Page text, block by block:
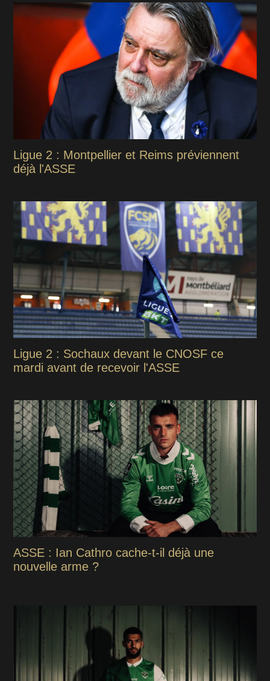
Ligue 2 : Montpellier et Reims préviennent
déjà l'ASSE
Ligue 2 : Sochaux devant le CNOSF ce
mardi avant de recevoir l'ASSE
ASSE : Ian Cathro cache-t-il déjà une
nouvelle arme ?